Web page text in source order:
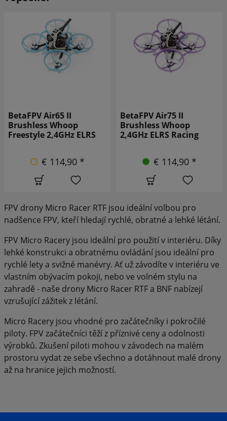
BetaFPV Air65 II
Brushless Whoop
Freestyle 2,4GHz ELRS
€ 114,90 *
BetaFPV Air75 II
Brushless Whoop
2,4GHz ELRS Racing
€ 114,90 *
FPV drony Micro Racer RTF jsou ideální volbou pro
nadšence FPV, kteří hledají rychlé, obratné a lehké létání.
FPV Micro Racery jsou ideální pro použití v interiéru. Díky
lehké konstrukci a obratnému ovládání jsou ideální pro
rychlé lety a svižné manévry. Ať už závodíte v interiéru ve
vlastním obývacím pokoji, nebo ve volném stylu na
zahradě - naše drony Micro Racer RTF a BNF nabízejí
vzrušující zážitek z létání.
Micro Racery jsou vhodné pro začátečníky i pokročilé
piloty. FPV začátečníci těží z příznivé ceny a odolnosti
výrobků. Zkušení piloti mohou v závodech na malém
prostoru vydat ze sebe všechno a dotáhnout malé drony
až na hranice jejich možností.